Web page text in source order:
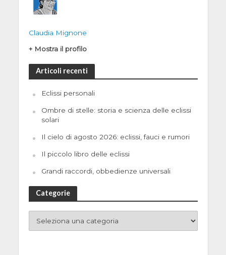
Claudia Mignone
+ Mostra il profilo
Articoli recenti
Eclissi personali
Ombre di stelle: storia e scienza delle eclissi
solari
Il cielo di agosto 2026: eclissi, fauci e rumori
Il piccolo libro delle eclissi
Grandi raccordi, obbedienze universali
Categorie